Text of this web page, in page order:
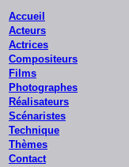
Accueil
Acteurs
Actrices
Compositeurs
Films
Photographes
Réalisateurs
Scénaristes
Technique
Thèmes
Contact